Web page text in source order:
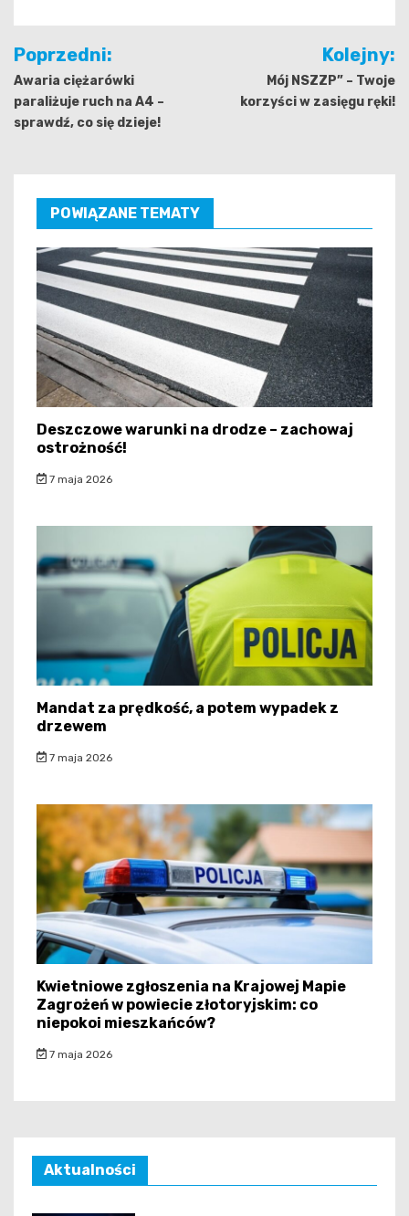
Nawigacja
wpisu
Poprzedni:
Awaria ciężarówki
paraliżuje ruch na A4 –
sprawdź, co się dzieje!
Kolejny:
Mój NSZZP” – Twoje
korzyści w zasięgu ręki!
POWIĄZANE TEMATY
Deszczowe warunki na drodze – zachowaj
ostrożność!
7 maja 2026
Mandat za prędkość, a potem wypadek z
drzewem
7 maja 2026
Kwietniowe zgłoszenia na Krajowej Mapie
Zagrożeń w powiecie złotoryjskim: co
niepokoi mieszkańców?
7 maja 2026
Aktualności